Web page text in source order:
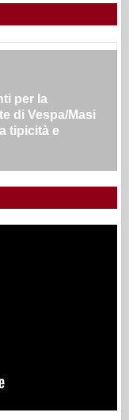
per la
di Vespa/Masi
tipicità e